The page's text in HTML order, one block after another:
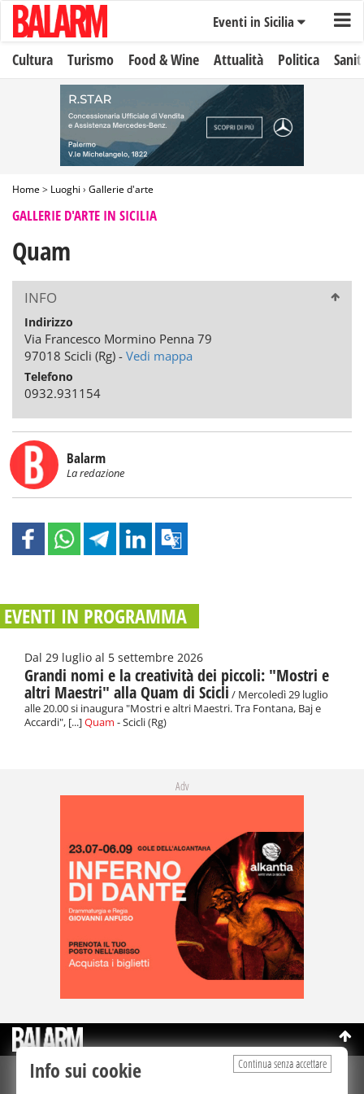
Eventi in Sicilia
Cultura Turismo Food & Wine Attualità Politica
Home> Luoghi › Gallerie d'arte
GALLERIE D'ARTE IN SICILIA
Quam
INFO
Indirizzo
Via Francesco Mormino Penna 79
97018 Scicli (Rg) - Vedi mappa
Telefono
0932.931154
Balarm
La redazione
EVENTI IN PROGRAMMA
Dal 29 luglio al 5 settembre 2026
Grandi nomi e la creatività dei piccoli: "Mostri e
altri Maestri" alla Quam di Scicli / Mercoledì 29 luglio
alle 20.00 si inaugura "Mostri e altri Maestri. Tra Fontana, Baj e
Accardi", [...]Quam - Scicli (Rg)
Adv
©Copyright 2003-2026
Continua senza accettare
Info sui cookie